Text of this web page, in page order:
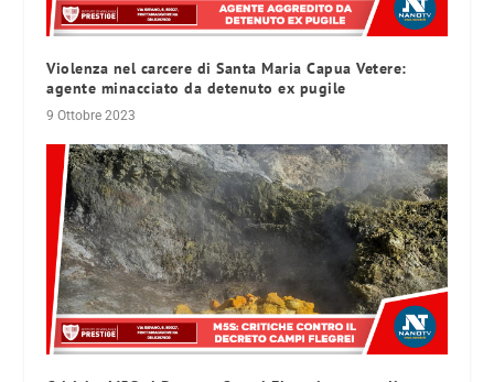
Violenza nel carcere di Santa Maria Capua Vetere:
agente minacciato da detenuto ex pugile
9 Ottobre 2023